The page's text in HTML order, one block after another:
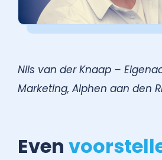
Nils van der Knaap –
Marketing, Alphen aan den
Even